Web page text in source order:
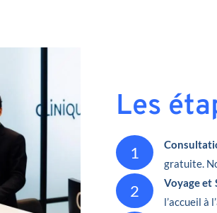
Les
1
gratuite.
2 Voyage et
l’accueil à